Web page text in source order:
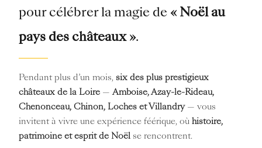
pour célébrer la magie de « Noël au
pays des châteaux ».
Pendant plus d’un mois, six des plus prestigieux
châteaux de la Loire—Amboise, Azay-le-Rideau,
Chenonceau, Chinon, Loches et Villandry— vous
invitent à vivre une expérience féérique, où histoire,
patrimoine et esprit de Noëlse rencontrent.